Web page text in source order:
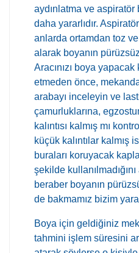
aydınlatma ve aspiratör
daha yararlıdır.
anlarda ortamdan toz
alarak boyanın
Aracınızı boya
etmeden önce,
arabayı inceleyin ve
çamurluklarına,
kalıntısı kalmış mı
küçük kalıntılar kalmış
buraları koruyacak
şekilde
beraber boyanın
de bakmamız bizim
Boya için geldiğiniz
tahmini işlem süresini